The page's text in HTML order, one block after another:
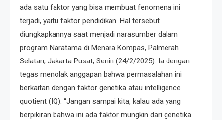
ada satu faktor yang bisa membuat fenomena ini
terjadi, yaitu faktor pendidikan. Hal tersebut
diungkapkannya saat menjadi narasumber dalam
program Naratama di Menara Kompas, Palmerah
Selatan, Jakarta Pusat, Senin (24/2/2025). Ia dengan
tegas menolak anggapan bahwa permasalahan ini
berkaitan dengan faktor genetika atau intelligence
quotient (IQ). “Jangan sampai kita, kalau ada yang
berpikiran bahwa ini ada faktor mungkin dari genetika